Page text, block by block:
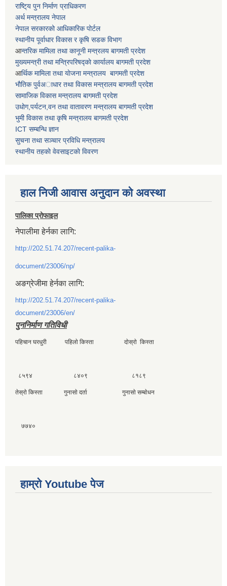
राष्टि्य पुन निर्माण प्राधिकरण
अर्थ मन्त्रालय नेपाल
नेपाल सरकारको आधिकारिक पोर्टल
स्थानीय पूर्वाधार विकास र कृषि सडक विभाग
आन्तरिक मामिला तथा कानूनी मन्त्रलय बागमती प्रदेश
मुख्यमन्त्री तथा मन्त्रिपरिषद्काे कार्यालय बागमती प्रदेश
आर्थिक मामिला तथा याेजना मन्त्रालय बागमती प्रदेश
भाैतिक पुर्वअाधार तथा विकास मन्त्रालय बागमती प्रदेश
सामाजिक विकास मन्त्रालय बागमती प्रदेश
उधाेग,पर्यटन,वन तथा वातावरण मन्त्रालय बागमती प्रदेश
भुमी विकास तथा कृषि मन्त्रालय बागमती प्रदेश
ICT सम्बन्धि ज्ञान
सुचना तथा सञ्चार प्रविधि मन्त्रालय
स्थानीय तहकाे वेवसाइटकाे विवरण
हाल निजी आवास अनुदान काे अवस्था
पालिका प्रोफाइल
नेपालीमा हेर्नका लागि:
http://202.51.74.207/recent-palika-
document/23006/np/
अङग्रेजीमा हेर्नका लागि:
http://202.51.74.207/recent-palika-
document/23006/en/
पुननिर्माण गतिविधी
पहिचान घरधुरी पहिलाे किस्ता दाेस्राे किस्ता
८५९४ ८४०९ ८१८९
तेस्राे किस्ता गुनासाे दर्ता गुनासाे सम्बाेधन
७७४०
हाम्राे Youtube पेज